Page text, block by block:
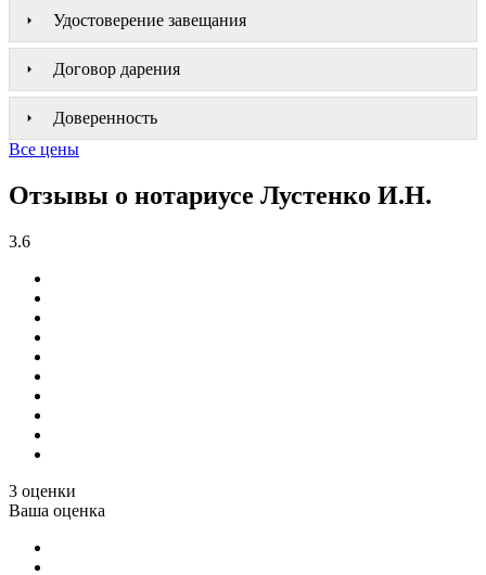
Удостоверение завещания
Договор дарения
Доверенность
Все цены
Отзывы о нотариусе Лустенко И.Н.
3.6
3 оценки
Ваша оценка